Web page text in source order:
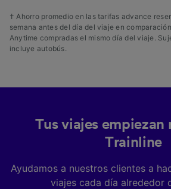
† Ahorro promedio en las tarifas advance
semana antes del día del viaje en
Anytime compradas el mismo día del viaje.
incluye autobús.
Tus viajes empiezan
Trainline
Ayudamos a nuestros clientes a
viajes cada día alrededor